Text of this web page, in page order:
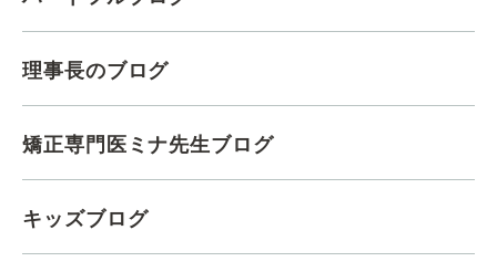
理事長のブログ
矯正専門医ミナ先生ブログ
キッズブログ